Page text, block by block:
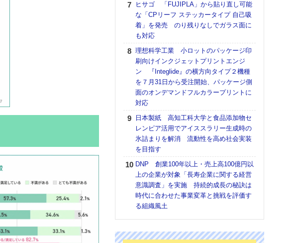
ヒサゴ 「FUJIPLA」から貼り直し可能
な「CPリーフ ステッカータイプ 自己吸
着」を発売 のり残りなしでガラス面に
も対応
理想科学工業 小ロットのパッケージ印
刷向けインクジェットプリントエンジ
ン 『Integlide』の横方向タイプ２機種
を７月31日から受注開始、パッケージ側
面のオンデマンドフルカラープリントに
対応
日本製紙 高知工科大学と食品添加物セ
レンピア活用でアイススラリー生成時の
氷詰まりを解消 流動性を高め社会実装
を目指す
DNP 創業100年以上・売上高100億円以
上の企業が対象「長寿企業に関する経営
意識調査」を実施 持続的成長の秘訣は
時代に合わせた事業変革と挑戦を評価す
る組織風土